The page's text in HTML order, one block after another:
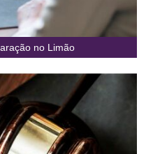
no Limão